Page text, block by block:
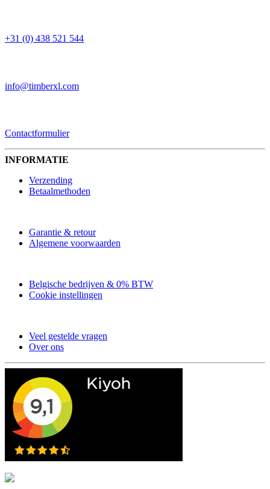
+31 (0) 438 521 544
info@timberxl.com
Contactformulier
INFORMATIE
Verzending
Betaalmethoden
Garantie & retour
Algemene voorwaarden
Belgische bedrijven & 0% BTW
Cookie instellingen
Veel gestelde vragen
Over ons